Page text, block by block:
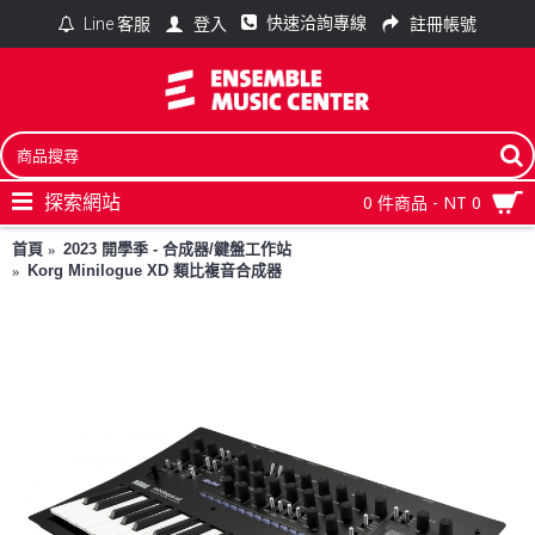
Line 客服 登入 快速洽詢專線 註冊帳號
0 件商品 - NT 0
探索網站
首頁
2023 開學季 - 合成器/鍵盤工作站
Korg Minilogue XD 類比複音合成器